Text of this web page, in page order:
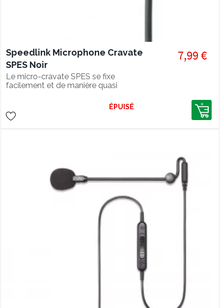
Speedlink Microphone Cravate
SPES Noir
Le micro-cravate SPES se fixe
facilement et de manière quasi
7,99 €
ÉPUISÉ